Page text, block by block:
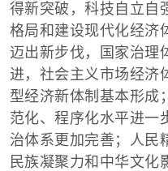
得新突破，科技自立自
格局和建设现代化经济
迈出新步伐，国家治理
进，社会主义市场经济
型经济新体制基本形成
范化、程序化水平进一
治体系更加完善；人民
民族凝聚力和中华文化